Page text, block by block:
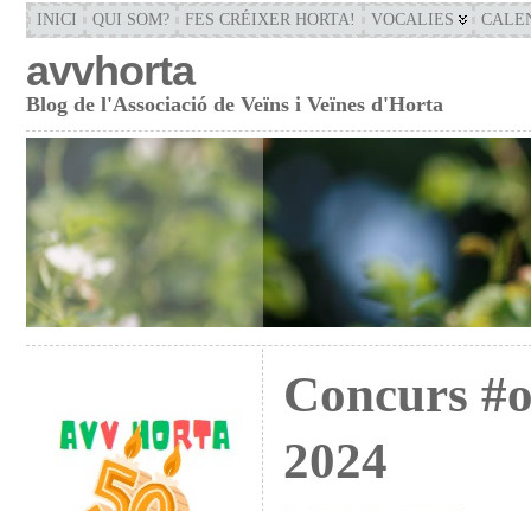
INICI QUI SOM? FES CRÉIXER HORTA! VOCALIES
avvhorta
Blog de l'Associació de Veïns i Veïnes d'Horta
Concurs
2024